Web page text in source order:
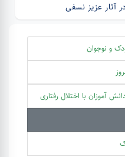
آثار عزیز نسفی
و نوجوان
آموزان با اختلال رفتاری